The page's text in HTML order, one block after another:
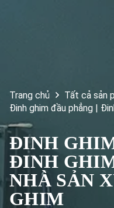
Trang chủ
Tất cả sản
Đinh ghim đầu phẳng |
ĐINH
ĐINH
NHÀ SẢN
GHIM